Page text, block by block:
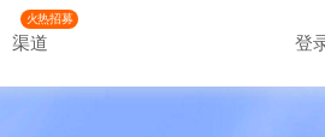
火热招募
渠道 登